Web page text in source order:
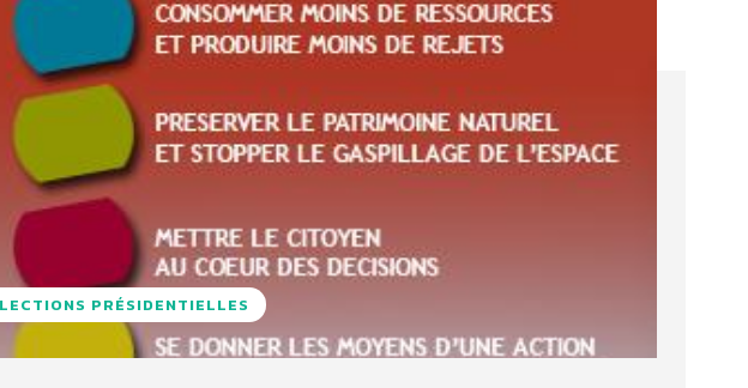
PRÉSIDENTIELLES